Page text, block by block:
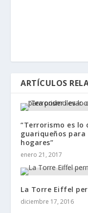
ARTÍCULOS
“Terrorismo es lo
guariqueños
hogares”
enero 21, 2017
La Torre Eiffel
diciembre 17, 2016